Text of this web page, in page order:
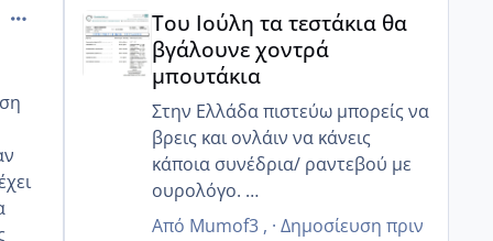
comment_1293265Του Ιούλη τα τεστάκια θα
βγάλουνε χοντρά
μπουτάκια
Στην Ελλάδα πιστεύω μπορείς να
βρεις και ονλάιν να κάνεις
κάποια συνέδρια/ ραντεβού με
ουρολόγο.
Ευτυχώς η τεχνολογία βοηθάει
Από Mumof3 , · Δημοσίευση πριν